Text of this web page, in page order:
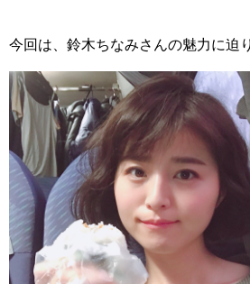
今回は、鈴木ちなみさんの魅力に迫